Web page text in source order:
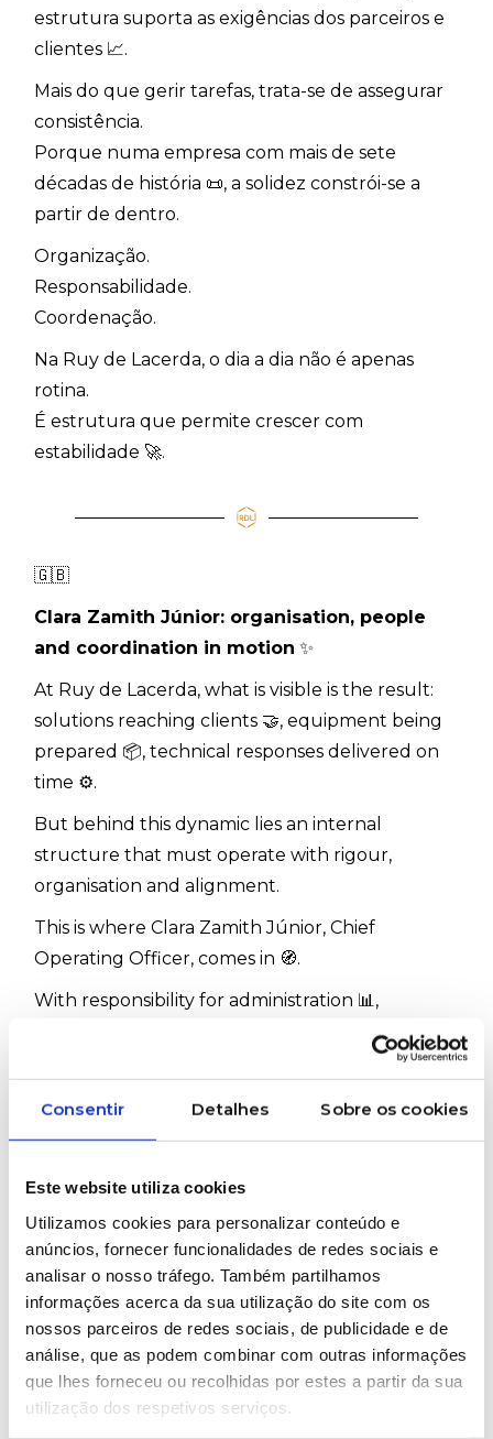
Consentir Detalhes Sobre os cookies
Este website utiliza cookies
Utilizamos cookies para personalizar conteúdo e
anúncios, fornecer funcionalidades de redes sociais e
analisar o nosso tráfego. Também partilhamos
informações acerca da sua utilização do site com os
nossos parceiros de redes sociais, de publicidade e de
análise, que as podem combinar com outras informações
que lhes forneceu ou recolhidas por estes a partir da sua
utilização dos respetivos serviços.
estrutura suporta as exigências dos parceiros e
clientes 📈.
Mais do que gerir tarefas, trata-se de assegurar
consistência.
Porque numa empresa com mais de sete
décadas de história 📜, a solidez constrói-se a
partir de dentro.
Organização.
Responsabilidade.
Coordenação.
Na Ruy de Lacerda, o dia a dia não é apenas
rotina.
É estrutura que permite crescer com
estabilidade 🚀.
🇬🇧
Clara Zamith Júnior: organisation, people
and coordination in motion ✨
At Ruy de Lacerda, what is visible is the result:
solutions reaching clients 🤝, equipment being
prepared 📦, technical responses delivered on
time ⚙️.
But behind this dynamic lies an internal
structure that must operate with rigour,
organisation and alignment.
This is where Clara Zamith Júnior, Chief
Operating Officer, comes in 🧭.
With responsibility for administration 📊,
coordination 👥, her role sits at the centre of the
Administration requires control and clarity.
People management requires proximity and
balance ⚖️.
On a daily basis, Clara oversees inbound and
outbound material flows 🚛, ensures that
internal processes run smoothly and
guarantees that the structure supports the
demands of partners and clients 📈.
More than managing tasks, it is about ensuring